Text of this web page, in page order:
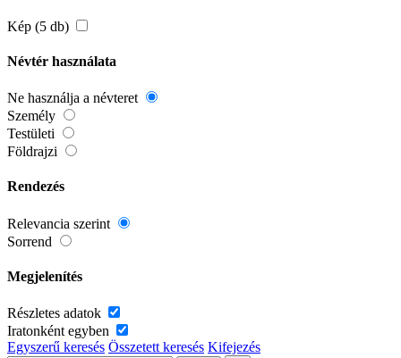
Kép (5 db)
Névtér használata
Ne használja a névteret
Személy
Testületi
Földrajzi
Rendezés
Relevancia szerint
Sorrend
Megjelenítés
Részletes adatok
Iratonként egyben
Egyszerű keresés Összetett keresés Kifejezés